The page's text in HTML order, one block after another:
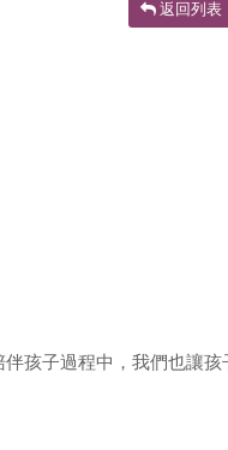
返回列表
孩子過程中，我們也讓孩